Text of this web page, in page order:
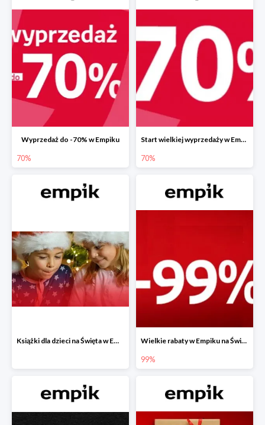
Wyprzedaż do -70% w Empiku
70%
Start wielkiej wyprzedaży w Empiku do -70%
70%
Książki dla dzieci na Święta w Empiku do -40% Wielkie rabaty w Empiku na Święta - piąty produkt -99%
99%